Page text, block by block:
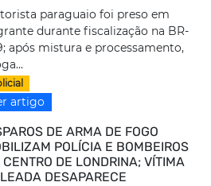
paraguaio foi preso em
durante fiscalização na BR-
após mistura e processamento,
artigo
DE ARMA DE FOGO
POLÍCIA E BOMBEIROS
CENTRO DE LONDRINA; VÍTIMA
DESAPARECE